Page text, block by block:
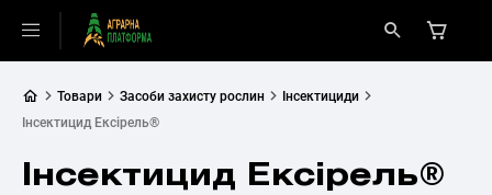
Товари Засоби захисту рослин
Інсектициди
Інсектицид Ексірель®
Інсектицид Ексірель®